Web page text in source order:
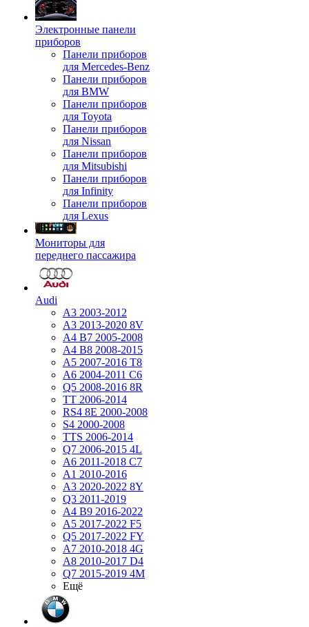
Электронные панели
приборов
Панели приборов
для Mercedes-Benz
Панели приборов
для BMW
Панели приборов
для Toyota
Панели приборов
для Nissan
Панели приборов
для Mitsubishi
Панели приборов
для Infinity
Панели приборов
для Lexus
Мониторы для
переднего пассажира
Audi
A3 2003-2012
A3 2013-2020 8V
A4 B7 2005-2008
A4 B8 2008-2015
A5 2007-2016 T8
A6 2004-2011 C6
Q5 2008-2016 8R
TT 2006-2014
RS4 8E 2000-2008
S4 2000-2008
TTS 2006-2014
Q7 2006-2015 4L
A6 2011-2018 С7
A1 2010-2016
A3 2020-2022 8Y
Q3 2011-2019
A4 B9 2016-2022
A5 2017-2022 F5
Q5 2017-2022 FY
A7 2010-2018 4G
A8 2010-2017 D4
Q7 2015-2019 4M
Ещё